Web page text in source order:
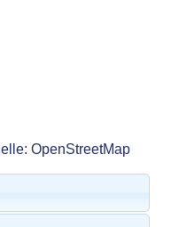
OpenStreetMap